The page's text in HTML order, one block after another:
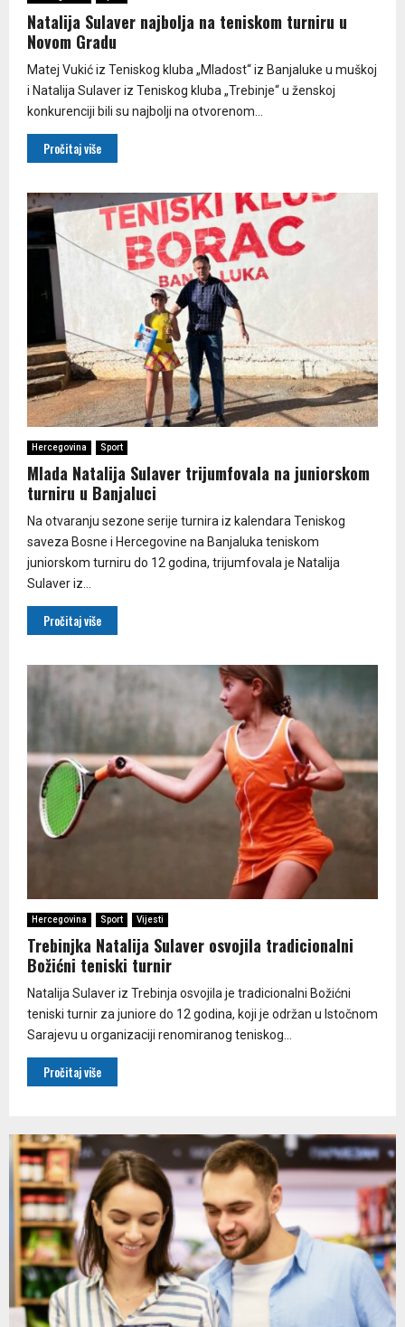
Natalija Sulaver najbolja na teniskom turniru u
Novom Gradu
Matej Vukić iz Teniskog kluba „Mladost“ iz Banjaluke u muškoj
i Natalija Sulaver iz Teniskog kluba „Trebinje“ u ženskoj
konkurenciji bili su najbolji na otvorenom...
Pročitaj više
Hercegovina Sport
Mlada Natalija Sulaver trijumfovala na juniorskom
turniru u Banjaluci
Na otvaranju sezone serije turnira iz kalendara Teniskog
saveza Bosne i Hercegovine na Banjaluka teniskom
juniorskom turniru do 12 godina, trijumfovala je Natalija
Sulaver iz...
Pročitaj više
Hercegovina Sport Vijesti
Trebinjka Natalija Sulaver osvojila tradicionalni
Božićni teniski turnir
Natalija Sulaver iz Trebinja osvojila je tradicionalni Božićni
teniski turnir za juniore do 12 godina, koji je održan u Istočnom
Sarajevu u organizaciji renomiranog teniskog...
Pročitaj više